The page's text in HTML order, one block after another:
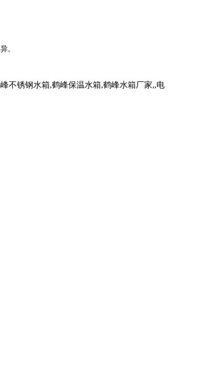
。
不锈钢水箱,鹤峰保温水箱,鹤峰水箱厂家,,电